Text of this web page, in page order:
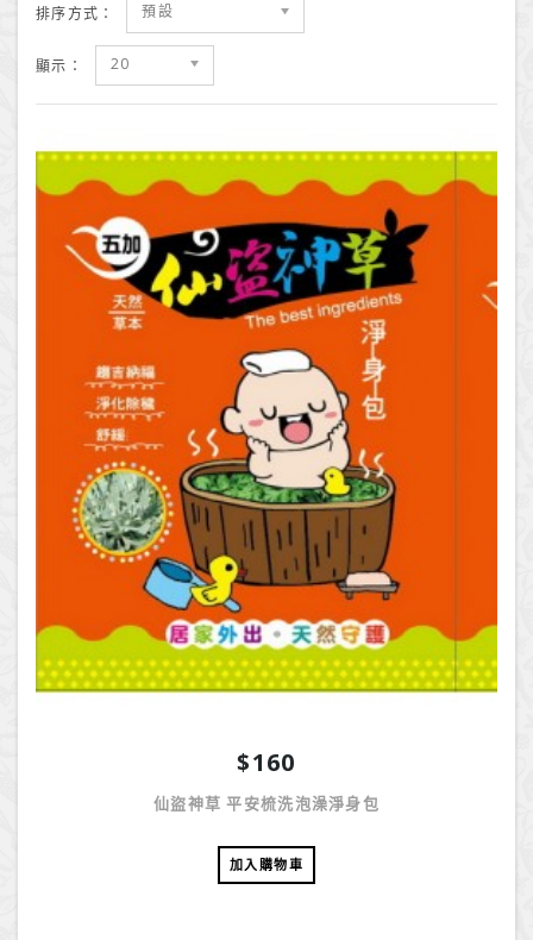
排序方式： 預設
顯示： 20
$160
仙盜神草 平安梳洗泡澡淨身包
加入購物車